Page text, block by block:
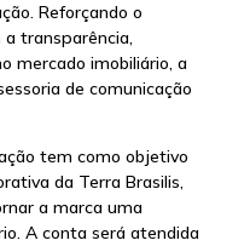
Reforçando o
transparência,
mercado imobiliário, a
de comunicação
tem como objetivo
da Terra Brasilis,
a marca uma
A conta será atendida